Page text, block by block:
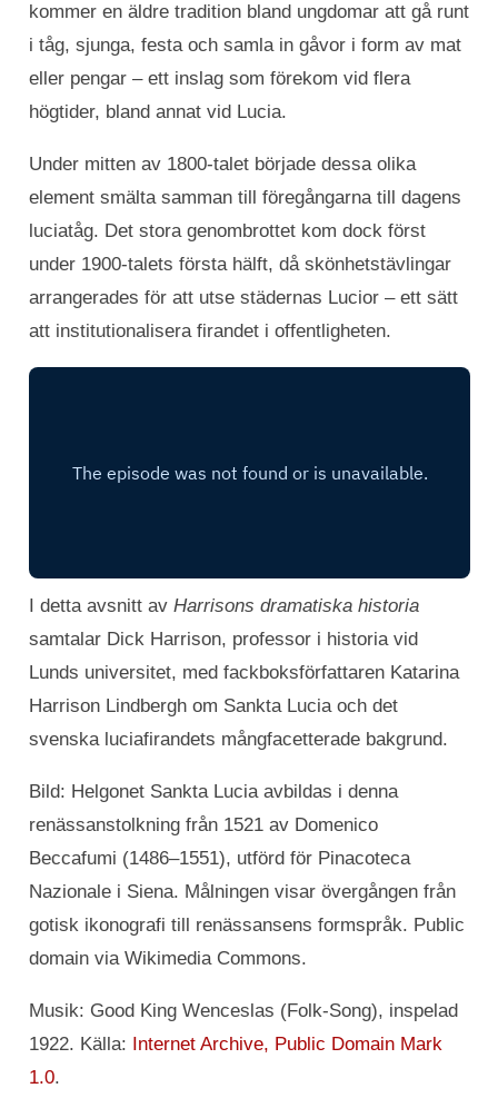
kommer en äldre tradition bland ungdomar att gå runt
i tåg, sjunga, festa och samla in gåvor i form av mat
eller pengar – ett inslag som förekom vid flera
högtider, bland annat vid Lucia.
Under mitten av 1800-talet började dessa olika
element smälta samman till föregångarna till dagens
luciatåg. Det stora genombrottet kom dock först
under 1900-talets första hälft, då skönhetstävlingar
arrangerades för att utse städernas Lucior – ett sätt
att institutionalisera firandet i offentligheten.
I detta avsnitt av Harrisons dramatiska historia
samtalar Dick Harrison, professor i historia vid
Lunds universitet, med fackboksförfattaren Katarina
Harrison Lindbergh om Sankta Lucia och det
svenska luciafirandets mångfacetterade bakgrund.
Bild: Helgonet Sankta Lucia avbildas i denna
renässanstolkning från 1521 av Domenico
Beccafumi (1486–1551), utförd för Pinacoteca
Nazionale i Siena. Målningen visar övergången från
gotisk ikonografi till renässansens formspråk. Public
domain via Wikimedia Commons.
Musik: Good King Wenceslas (Folk-Song), inspelad
1922. Källa: Internet Archive, Public Domain Mark
1.0.